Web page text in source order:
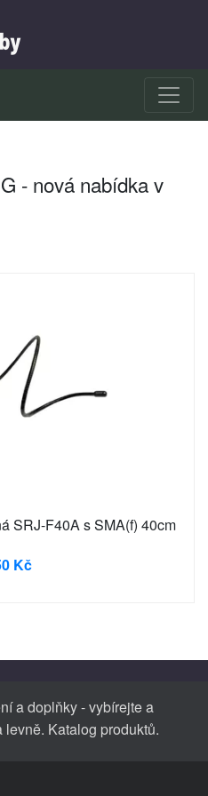
- nová nabídka v
SRJ-F40A s SMA(f) 40cm
Kč
a doplňky - vybírejte a
Katalog produktů.